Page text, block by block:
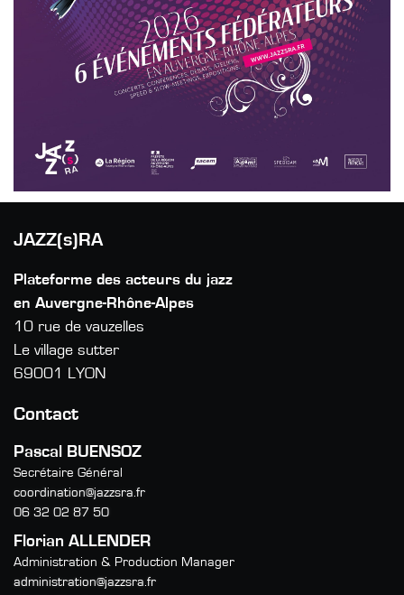
JAZZ(s)RA
Plateforme des acteurs du jazz
en Auvergne-Rhône-Alpes
10 rue de vauzelles
Le village sutter
69001 LYON
Contact
Pascal BUENSOZ
Secrétaire Général
coordination@jazzsra.fr
06 32 02 87 50
Florian ALLENDER
Administration & Production Manager
administration@jazzsra.fr